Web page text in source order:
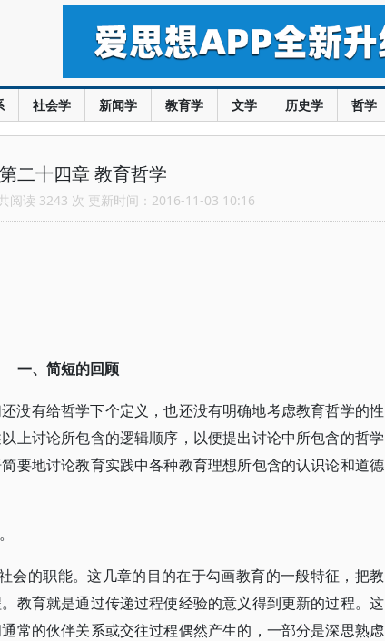
社会学 新闻学 教育学 文学 历史学 哲学
二十四章 教育哲学
阅读 3243 次 更新时间：2016-11-03 10:16
一、简短的回顾
没有给哲学下个定义，也还没有明确地考虑教育哲学的性
上讨论所包含的逻辑顺序，以便提出讨论中所包含的哲学
要地讨论教育实践中各种教育理想所包含的认识论和道德
会的职能。这几章的目的在于勾画教育的一般特征，把教
教育就是通过传递过程使经验的意义得到更新的过程。这
常的伙伴关系或交往过程偶然产生的，一部分是深思熟虑